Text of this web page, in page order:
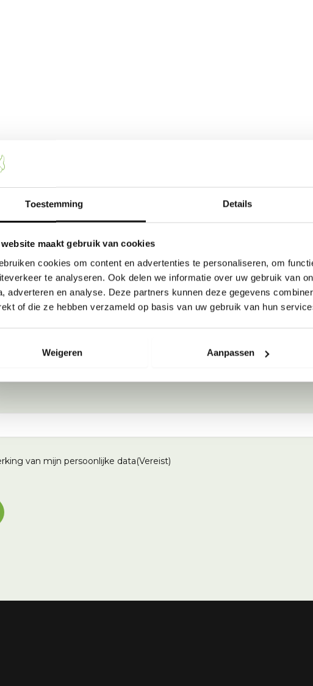
Toestemming Details
website maakt gebruik van cookies
cookies om content en advertenties te personaliseren, om
te analyseren. Ook delen we informatie over uw gebruik van
adverteren en analyse. Deze partners kunnen deze gegevens
of die ze hebben verzameld op basis van uw gebruik van hun
Weigeren Aanpassen
Sleep bestanden hierheen of
Selecteer bestanden
pdf, jpg, jpeg, png, Max. bestandsgrootte: 128 MB.
van mijn persoonlijke data(Vereist)